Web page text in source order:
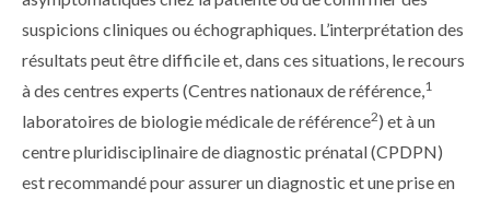
suspicions cliniques ou échographiques. L’interprétation des
résultats peut être difficile et, dans ces situations, le recours
à des centres experts (Centres nationaux de référence,1
laboratoires de biologie médicale de référence2) et à un
centre pluridisciplinaire de diagnostic prénatal (CPDPN)
est recommandé pour assurer un diagnostic et une prise en